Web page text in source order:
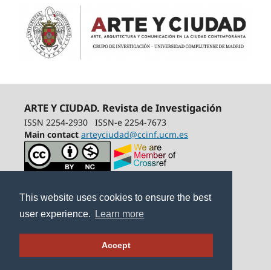
This website uses cookies to ensure the best
user experience.
Learn more
Accept
ARTE Y CIUDAD. Revista de Investigación
ISSN 2254-2930
ISSN-e 2254-7673
Main contact arteyciudad@ccinf.ucm.es